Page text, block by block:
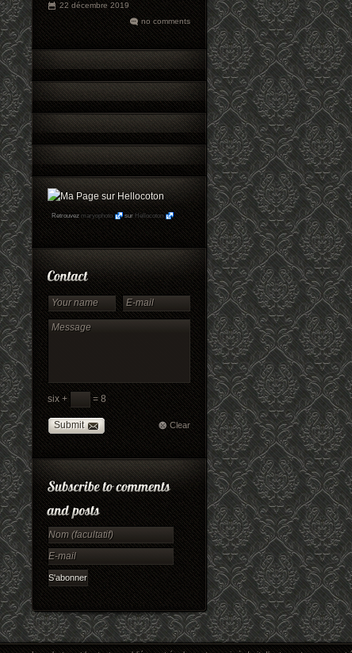
22 décembre 2019
no comments
Retrouvez maryophoto sur Hellocoton
six + = 8
Submit Clear